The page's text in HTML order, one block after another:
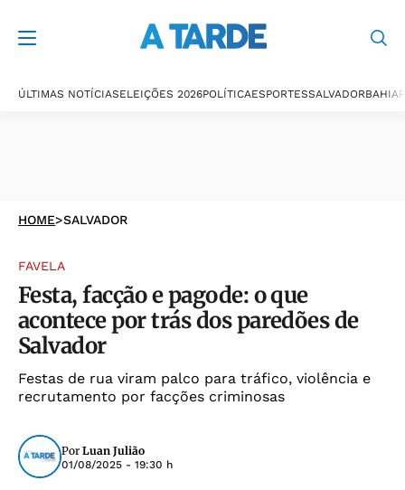
ÚLTIMAS NOTÍCIASELEIÇÕES 2026POLÍTICAESPORTESSALVADORBAHIA
HOME>SALVADOR
FAVELA
Festa, facção e pagode: o que
acontece por trás dos paredões de
Salvador
Festas de rua viram palco para tráfico, violência e
recrutamento por facções criminosas
Por Luan Julião
01/08/2025 - 19:30 h